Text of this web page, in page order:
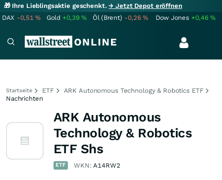
🎁 Ihre Lieblingsaktie geschenkt.→ Jetzt Depot eröffnen
DAX -0,51% Gold +0,39% Öl (Brent) -0,26% Dow Jones +0,46%
Startseite ETF
ARK Autonomous Technology & Robotics ETF
Nachrichten
ARK Autonomous
Technology & Robotics
ETF Shs
ETF WKN:A14RW2